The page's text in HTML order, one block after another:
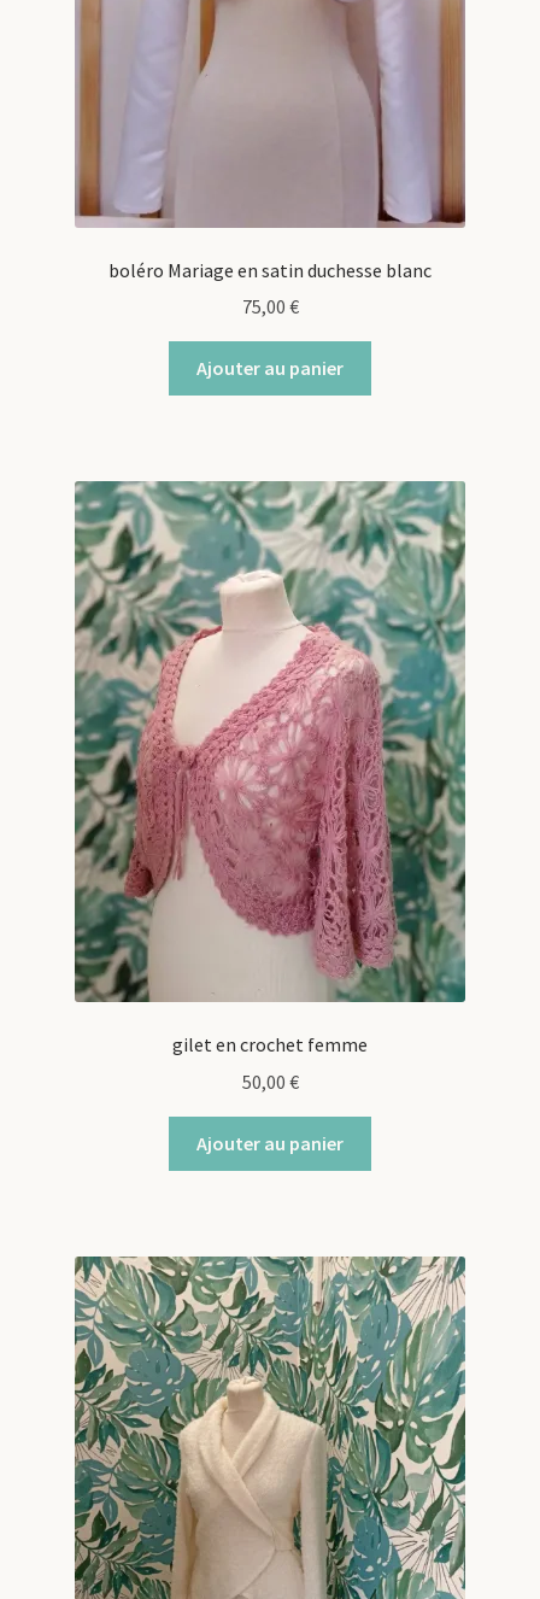
boléro Mariage en satin duchesse blanc
75,00 €
Ajouter au panier
gilet en crochet femme
50,00 €
Ajouter au panier